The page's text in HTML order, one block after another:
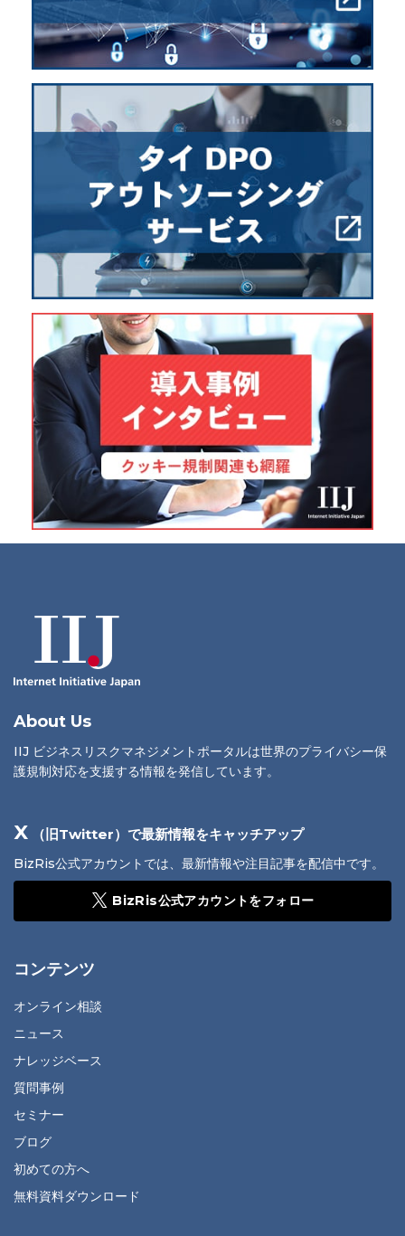
About Us
IIJ ビジネスリスクマネジメントポータルは世界のプライバシー保
護規制対応を支援する情報を発信しています。
X （旧Twitter）で最新情報をキャッチアップ
BizRis公式アカウントでは、最新情報や注目記事を配信中です。
BizRis公式アカウントをフォロー
コンテンツ
オンライン相談
ニュース
ナレッジベース
質問事例
セミナー
ブログ
初めての方へ
無料資料ダウンロード